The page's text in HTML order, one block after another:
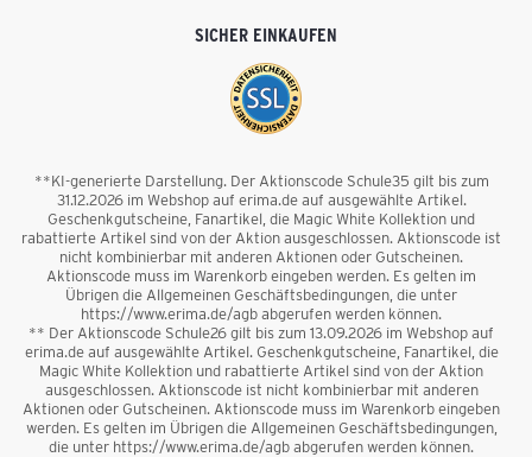
SICHER EINKAUFEN
**KI-generierte Darstellung. Der Aktionscode Schule35 gilt bis zum
31.12.2026 im Webshop auf erima.de auf ausgewählte Artikel.
Geschenkgutscheine, Fanartikel, die Magic White Kollektion und
rabattierte Artikel sind von der Aktion ausgeschlossen. Aktionscode ist
nicht kombinierbar mit anderen Aktionen oder Gutscheinen.
Aktionscode muss im Warenkorb eingeben werden. Es gelten im
Übrigen die Allgemeinen Geschäftsbedingungen, die unter
https://www.erima.de/agb abgerufen werden können.
** Der Aktionscode Schule26 gilt bis zum 13.09.2026 im Webshop auf
erima.de auf ausgewählte Artikel. Geschenkgutscheine, Fanartikel, die
Magic White Kollektion und rabattierte Artikel sind von der Aktion
ausgeschlossen. Aktionscode ist nicht kombinierbar mit anderen
Aktionen oder Gutscheinen. Aktionscode muss im Warenkorb eingeben
werden. Es gelten im Übrigen die Allgemeinen Geschäftsbedingungen,
die unter https://www.erima.de/agb abgerufen werden können.